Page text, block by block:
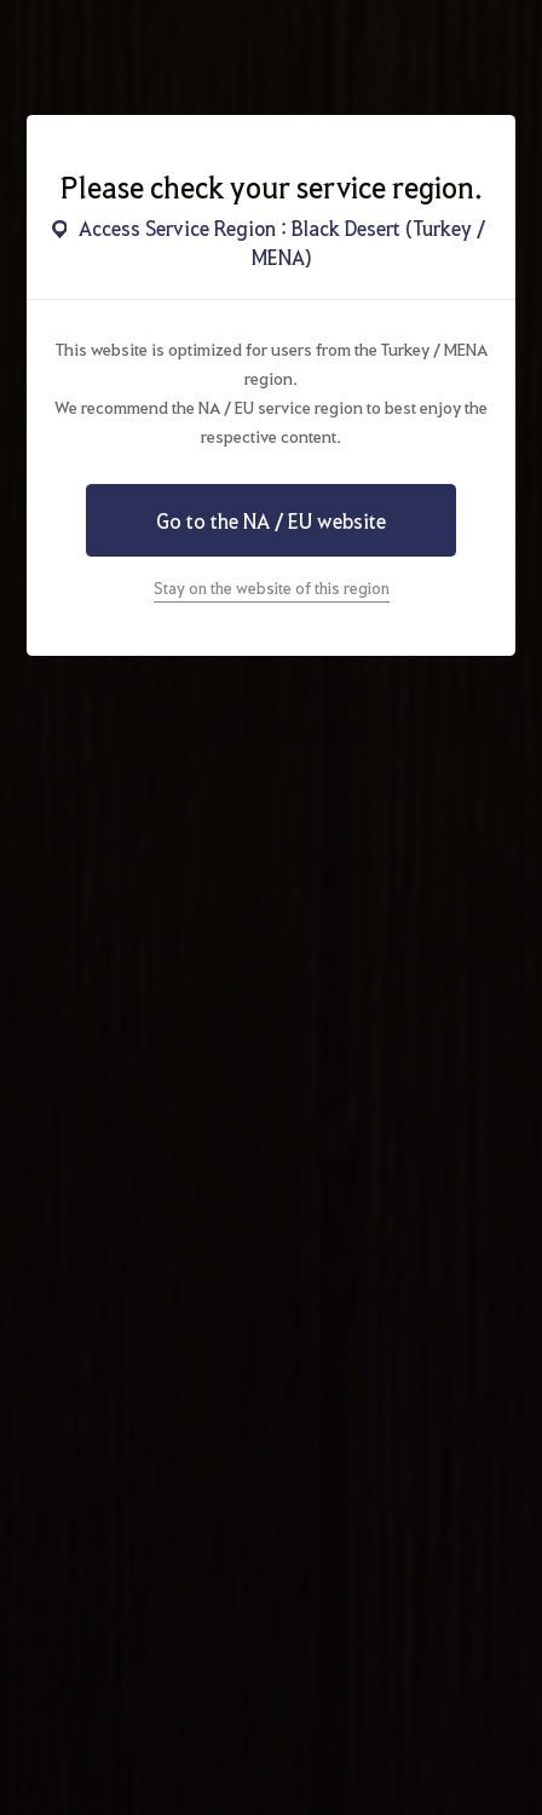
Please check your service region.
Access Service Region : Black Desert (Turkey /
MENA)
This website is optimized for users from the Turkey / MENA
region.
We recommend the NA / EU service region to best enjoy the
respective content.
Go to the NA / EU website
Stay on the website of this region